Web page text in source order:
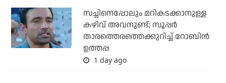
സച്ചിനെപ്പോലും മറികടക്കാനുള്ള
കഴിവ് അവനുണ്ട്; സൂപ്പര്‍
താരത്തെരത്തെക്കുറിച്ച് റോബിന്‍
ഉത്തപ്പ
1 day ago